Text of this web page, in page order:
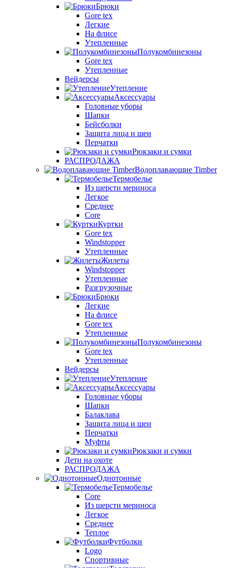
Брюки
Gore tex
Легкие
На флисе
Утепленные
Полукомбинезоны
Gore tex
Утепленные
Вейдерсы
Утепление
Аксессуары
Головные уборы
Шапки
Бейсболки
Защита лица и шеи
Перчатки
Рюкзаки и сумки
РАСПРОДАЖА
Водоплавающие Timber
Термобелье
Из шерсти мериноса
Легкое
Среднее
Core
Куртки
Gore tex
Windstopper
Утепленные
Жилеты
Windstopper
Утепленные
Разгрузочные
Брюки
Легкие
На флисе
Gore tex
Утепленные
Полукомбинезоны
Gore tex
Утепленные
Вейдерсы
Утепление
Аксессуары
Головные уборы
Шапки
Балаклава
Защита лица и шеи
Перчатки
Муфты
Рюкзаки и сумки
Дети на охоте
РАСПРОДАЖА
Однотонные
Термобелье
Core
Из шерсти мериноса
Легкое
Среднее
Теплое
Футболки
Logo
Спортивные